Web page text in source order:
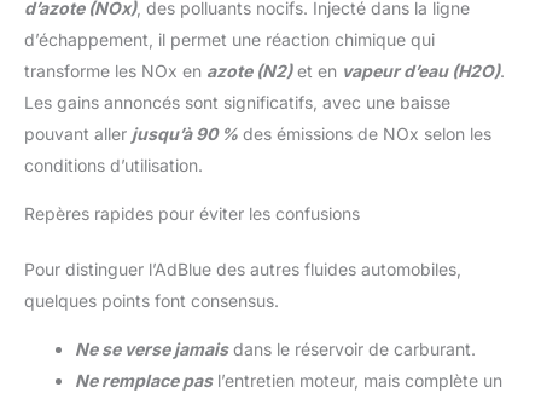
d’azote (NOx), des polluants nocifs. Injecté dans la ligne
d’échappement, il permet une réaction chimique qui
transforme les NOx en azote (N2)et en vapeur d’eau (H2O).
Les gains annoncés sont significatifs, avec une baisse
pouvant aller jusqu’à 90 % des émissions de NOx selon les
conditions d’utilisation.
Repères rapides pour éviter les confusions
Pour distinguer l’AdBlue des autres fluides automobiles,
quelques points font consensus.
Ne se verse jamaisdans le réservoir de carburant.
Ne remplace pasl’entretien moteur, mais complète un